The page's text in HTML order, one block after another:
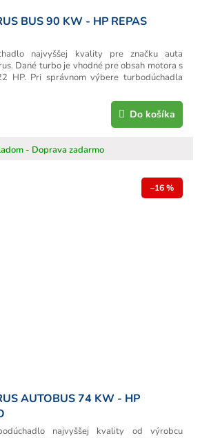
BUS 90 KW - HP REPAS
- Doprava zadarmo
Do košíka
najvyššej kvality pre značku auta
Dané turbo je vhodné pre obsah motora s
HP. Pri správnom výbere turbodúchadla
–16 %
AUTOBUS 74 KW - HP
najvyššej kvality od výrobcu